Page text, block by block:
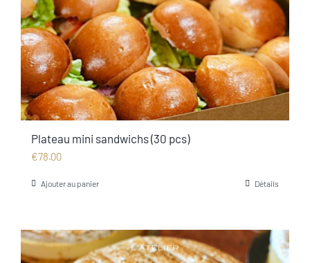
Plateau mini sandwichs (30 pcs)
€78.00
Ajouter au panier Détails